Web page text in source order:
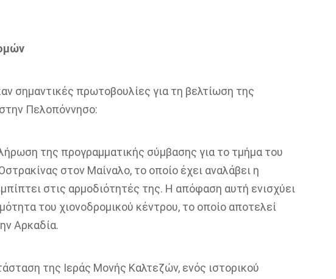
σημαντικές πρωτοβουλίες για τη βελτίωση της
Πελοπόννησο:
της προγραμματικής σύμβασης για το τμήμα του
στον Μαίναλο, το οποίο έχει αναλάβει η
στις αρμοδιότητές της. Η απόφαση αυτή ενισχύει
του χιονοδρομικού κέντρου, το οποίο αποτελεί
Αρκαδία.
της Ιεράς Μονής Καλτεζών, ενός ιστορικού